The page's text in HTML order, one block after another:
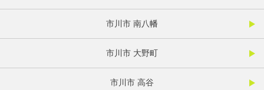
市川市 南八幡
市川市 大野町
市川市 高谷